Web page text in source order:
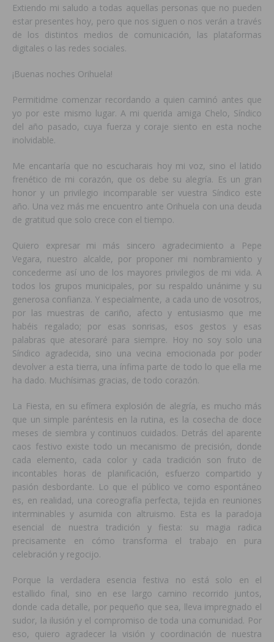
Extiendo mi saludo a todas aquellas personas que no pueden
estar presentes hoy, pero que nos siguen o nos verán a través
de los distintos medios de comunicación, las plataformas
digitales o las redes sociales.
¡Buenas noches Orihuela!
Permitidme comenzar recordando a quien caminó antes que
yo por este mismo lugar. A mi querida amiga Chelo, Síndico
del año pasado, cuya fuerza y coraje siento en esta noche
inolvidable.
Me encantaría que no escucharais hoy mi voz, sino el latido
frenético de mi corazón, que os debe su alegría. Es un gran
honor y un privilegio incomparable ser vuestra Síndico este
año. Una vez más me encuentro ante Orihuela con una deuda
de gratitud que solo crece con el tiempo.
Quiero expresar mi más sincero agradecimiento a Pepe
Vegara, nuestro alcalde, por proponer mi nombramiento y
concederme así uno de los mayores privilegios de mi vida. A
todos los grupos municipales, por su respaldo unánime y su
generosa confianza. Y especialmente, a cada uno de vosotros,
por las muestras de cariño, afecto y entusiasmo que me
habéis regalado; por esas sonrisas, esos gestos y esas
palabras que atesoraré para siempre. Hoy no soy solo una
Síndico agradecida, sino una vecina emocionada por poder
devolver a esta tierra, una ínfima parte de todo lo que ella me
ha dado. Muchísimas gracias, de todo corazón.
La Fiesta, en su efímera explosión de alegría, es mucho más
que un simple paréntesis en la rutina, es la cosecha de doce
meses de siembra y continuos cuidados. Detrás del aparente
caos festivo existe todo un mecanismo de precisión, donde
cada elemento, cada color y cada tradición son fruto de
incontables horas de planificación, esfuerzo compartido y
pasión desbordante. Lo que el público ve como espontáneo
es, en realidad, una coreografía perfecta, tejida en reuniones
interminables y asumida con altruismo. Esta es la paradoja
esencial de nuestra tradición y fiesta: su magia radica
precisamente en cómo transforma el trabajo en pura
celebración y regocijo.
Porque la verdadera esencia festiva no está solo en el
estallido final, sino en ese largo camino recorrido juntos,
donde cada detalle, por pequeño que sea, lleva impregnado el
sudor, la ilusión y el compromiso de toda una comunidad. Por
eso, quiero agradecer la visión y coordinación de nuestra